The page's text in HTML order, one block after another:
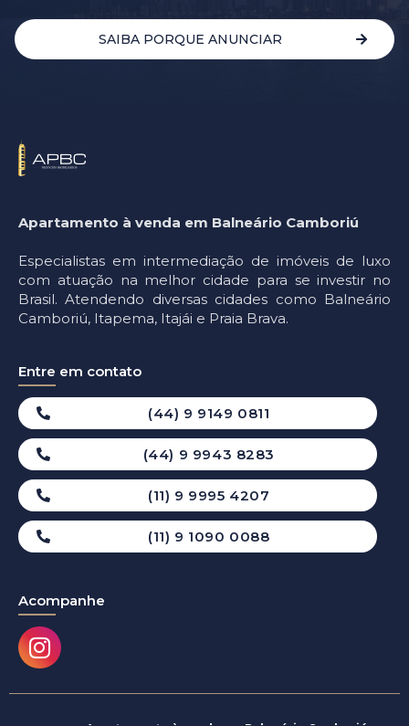
SAIBA PORQUE ANUNCIAR
Apartamento à venda em Balneário Camboriú
Especialistas em intermediação de imóveis de luxo
com atuação na melhor cidade para se investir no
Brasil. Atendendo diversas cidades como Balneário
Camboriú, Itapema, Itajái e Praia Brava.
Entre em contato
(44) 9 9149 0811
(44) 9 9943 8283
(11) 9 9995 4207
(11) 9 1090 0088
Acompanhe